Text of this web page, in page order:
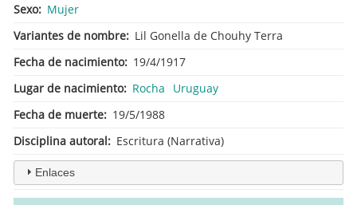
Sexo
Mujer
Variantes de nombre
Lil Gonella de Chouhy Terra
Fecha de nacimiento
19/4/1917
Lugar de nacimiento
Rocha
Uruguay
Fecha de muerte
19/5/1988
Disciplina autoral
Escritura (Narrativa)
Enlaces